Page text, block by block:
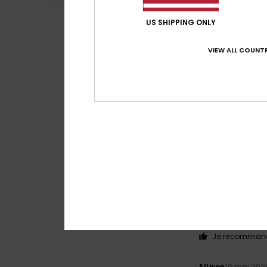
Bon
Je
US SHIPPING ONLY
VIEW ALL